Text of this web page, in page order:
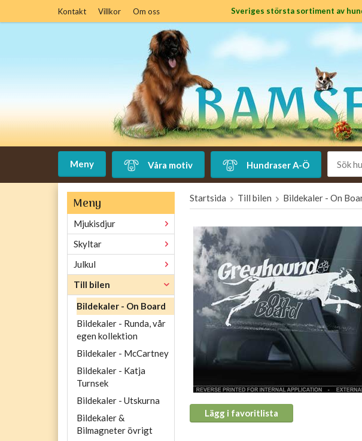
Kontakt Villkor Om oss Sveriges största sortiment av
Meny Våra motiv Hundraser A-Ö
Meny
Mjukisdjur
Skyltar
Julkul
Till bilen
Bildekaler - On Board
Bildekaler - Runda, vår
egen kollektion
Bildekaler - McCartney
Bildekaler - Katja
Turnsek
Bildekaler - Utskurna
Bildekaler &
Bilmagneter övrigt
Startsida Till bilen Bildekaler - On
Lägg i favoritlista